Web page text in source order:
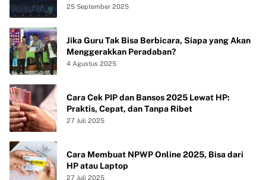
25 September 2025
Jika Guru Tak Bisa Berbicara, Siapa yang Akan
Menggerakkan Peradaban?
4 Agustus 2025
Cara Cek PIP dan Bansos 2025 Lewat HP:
Praktis, Cepat, dan Tanpa Ribet
27 Juli 2025
Cara Membuat NPWP Online 2025, Bisa dari
HP atau Laptop
27 Juli 2025